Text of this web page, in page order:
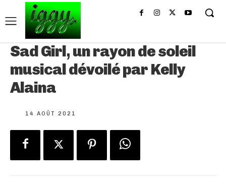
Sad Girl, un rayon de soleil
musical dévoilé par Kelly
Alaina
14 AOÛT 2021